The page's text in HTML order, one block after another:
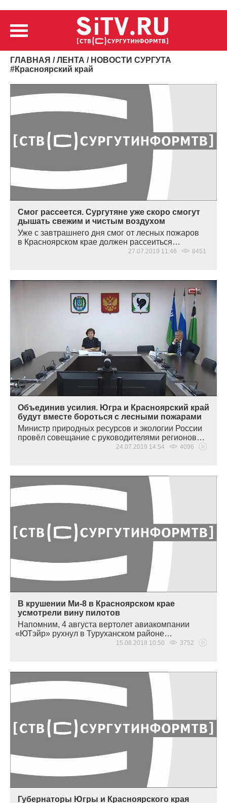
ГЛАВНАЯ /ЛЕНТА / НОВОСТИ СУРГУТА
#Красноярский край
Смог рассеется. Сургутяне уже скоро смогут
дышать свежим и чистым воздухом
Уже с завтрашнего дня смог от лесных пожаров
в Красноярском крае должен рассеиться…
27.07.2019 11:46 8451
Объединив усилия. Югра и Красноярский край
будут вместе бороться с лесными пожарами
Министр природных ресурсов и экологии России
провёл совещание с руководителями регионов…
24.07.2019 14:54 4096
В крушении Ми-8 в Красноярском крае
усмотрели вину пилотов
Напомним, 4 августа вертолет авиакомпании
«ЮТэйр» рухнул в Туруханском районе…
15.08.2018 10:50 3752
Губернаторы Югры и Красноярского края